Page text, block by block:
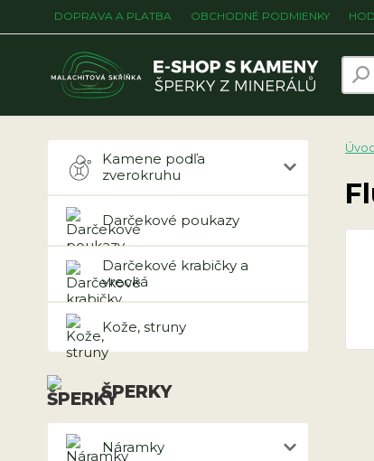
DOPRAVA A PLATBA OBCHODNÉ PODMIENKY
Kamene podľa
zverokruhu
Darčekové poukazy
Darčekové krabičky a
vrecká
Kože, struny
ŠPERKY
Náramky